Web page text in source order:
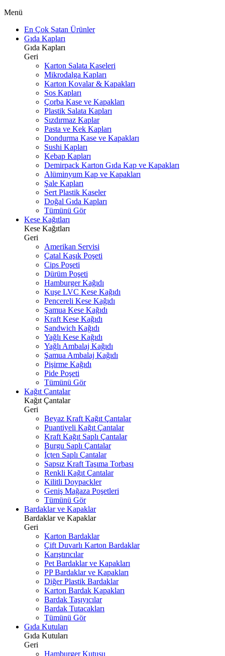
Menü
En Çok Satan Ürünler
Gıda Kapları
Gıda Kapları
Geri
Karton Salata Kaseleri
Mikrodalga Kapları
Karton Kovalar & Kapakları
Sos Kapları
Çorba Kase ve Kapakları
Plastik Salata Kapları
Sızdırmaz Kaplar
Pasta ve Kek Kapları
Dondurma Kase ve Kapakları
Sushi Kapları
Kebap Kapları
Demirpack Karton Gıda Kap ve Kapakları
Alüminyum Kap ve Kapakları
Şale Kapları
Sert Plastik Kaseler
Doğal Gıda Kapları
Tümünü Gör
Kese Kağıtları
Kese Kağıtları
Geri
Amerikan Servisi
Çatal Kaşık Poşeti
Cips Poşeti
Dürüm Poşeti
Hamburger Kağıdı
Kuşe LVC Kese Kağıdı
Pencereli Kese Kağıdı
Şamua Kese Kağıdı
Kraft Kese Kağıdı
Sandwich Kağıdı
Yağlı Kese Kağıdı
Yağlı Ambalaj Kağıdı
Şamua Ambalaj Kağıdı
Pişirme Kağıdı
Pide Poşeti
Tümünü Gör
Kağıt Çantalar
Kağıt Çantalar
Geri
Beyaz Kraft Kağıt Çantalar
Puantiyeli Kağıt Çantalar
Kraft Kağıt Saplı Çantalar
Burgu Saplı Çantalar
İçten Saplı Çantalar
Sapsız Kraft Taşıma Torbası
Renkli Kağıt Çantalar
Kilitli Doypackler
Geniş Mağaza Poşetleri
Tümünü Gör
Bardaklar ve Kapaklar
Bardaklar ve Kapaklar
Geri
Karton Bardaklar
Çift Duvarlı Karton Bardaklar
Karıştırıcılar
Pet Bardaklar ve Kapakları
PP Bardaklar ve Kapakları
Diğer Plastik Bardaklar
Karton Bardak Kapakları
Bardak Taşıyıcılar
Bardak Tutacakları
Tümünü Gör
Gıda Kutuları
Gıda Kutuları
Geri
Hamburger Kutusu